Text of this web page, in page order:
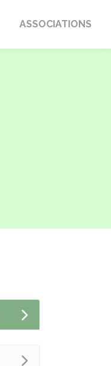
ASSOCIATIONS